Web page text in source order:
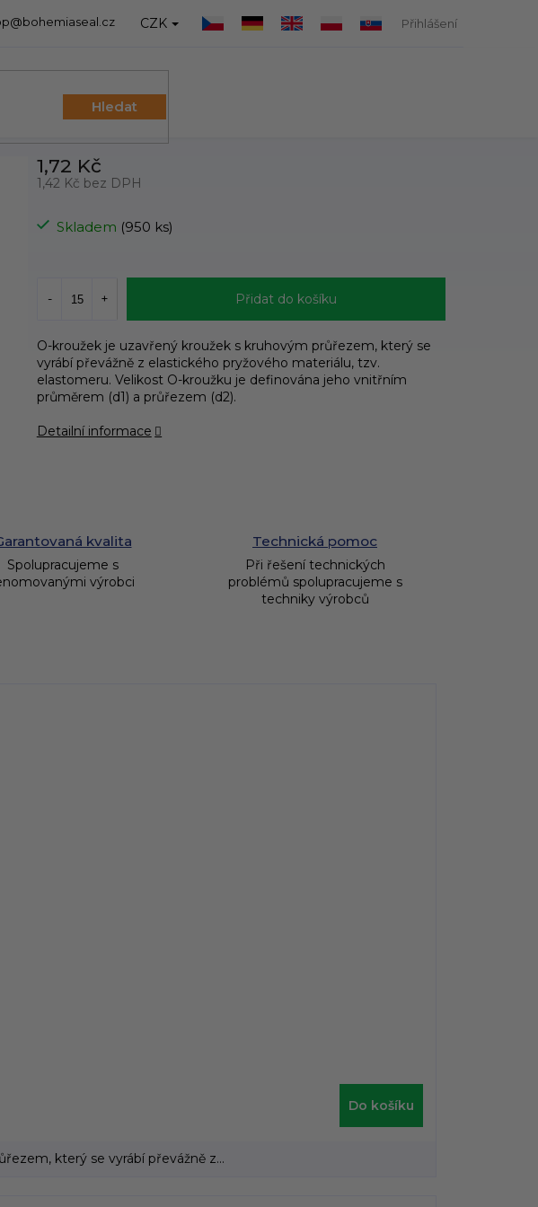
CZK Přihlášení
Hledat
1,72 Kč
1,42 Kč bez DPH
cena:Skladem (950 ks)
Přidat do košíku
O-kroužek je uzavřený kroužek s kruhovým průřezem, který se
vyrábí převážně z elastického pryžového materiálu, tzv.
elastomeru. Velikost O-kroužku je definována jeho vnitřním
průměrem (d1) a průřezem (d2).
Detailní informace
kvalita
Spolupracujeme s
výrobci
Technická pomoc
Při řešení technických
problémů spolupracujeme s
techniky výrobců
Do košíku
který se vyrábí převážně z...